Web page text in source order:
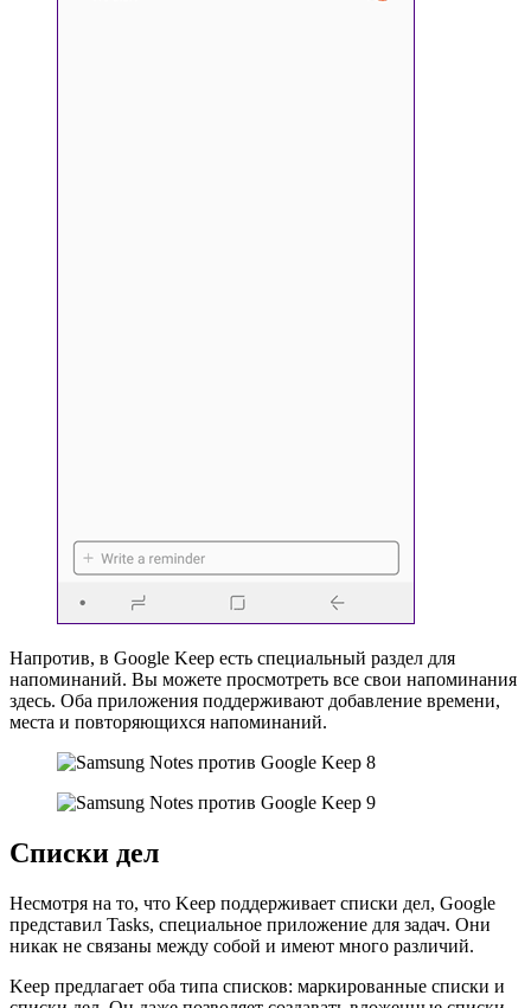
Напротив, в Google Keep есть специальный раздел для
напоминаний. Вы можете просмотреть все свои напоминания
здесь. Оба приложения поддерживают добавление времени,
места и повторяющихся напоминаний.
Списки дел
Несмотря на то, что Keep поддерживает списки дел, Google
представил Tasks, специальное приложение для задач. Они
никак не связаны между собой и имеют много различий.
Keep предлагает оба типа списков: маркированные списки и